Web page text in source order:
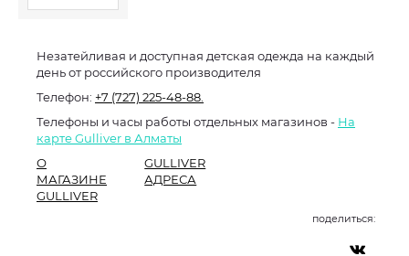
Незатейливая и доступная детская одежда на каждый
день от российского производителя
Телефон: +7 (727) 225-48-88.
Телефоны и часы работы отдельных магазинов - На
карте Gulliver в Алматы
О
МАГАЗИНЕ
GULLIVER
GULLIVER
АДРЕСА
поделиться: